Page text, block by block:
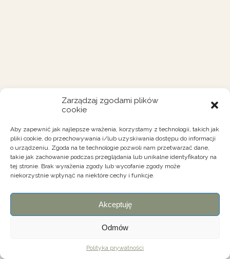
Zarządzaj zgodami plików
cookie
Aby zapewnić jak najlepsze wrażenia, korzystamy z technologii, takich jak
pliki cookie, do przechowywania i/lub uzyskiwania dostępu do informacji
o urządzeniu. Zgoda na te technologie pozwoli nam przetwarzać dane,
takie jak zachowanie podczas przeglądania lub unikalne identyfikatory na
tej stronie. Brak wyrażenia zgody lub wycofanie zgody może
niekorzystnie wpłynąć na niektóre cechy i funkcje.
Akceptuję
Odmów
Polityka prywatności